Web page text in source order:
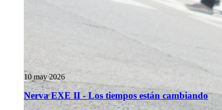
10 may 2026
Nerva EXE II - Los tiempos están cambiando